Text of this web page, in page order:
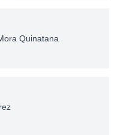
Quinatana